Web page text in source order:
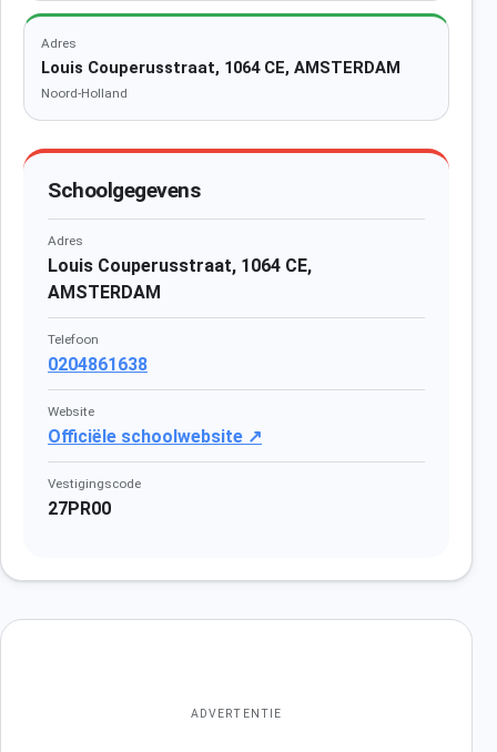
Adres
Louis Couperusstraat, 1064 CE, AMSTERDAM
Noord-Holland
Schoolgegevens
Adres
Louis Couperusstraat, 1064 CE,
AMSTERDAM
Telefoon
0204861638
Website
Officiële schoolwebsite ↗
Vestigingscode
27PR00
ADVERTENTIE